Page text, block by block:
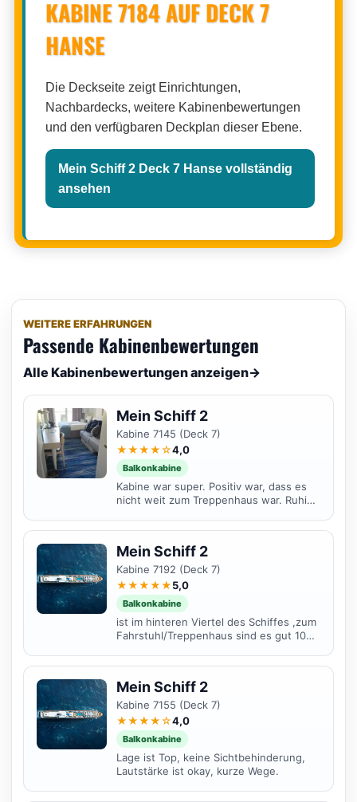
KABINE 7184 AUF DECK 7
HANSE
Die Deckseite zeigt Einrichtungen,
Nachbardecks, weitere Kabinenbewertungen
und den verfügbaren Deckplan dieser Ebene.
Mein Schiff 2 Deck 7 Hanse vollständig
ansehen
WEITERE ERFAHRUNGEN
Passende Kabinenbewertungen
Alle Kabinenbewertungen anzeigen→
Mein Schiff 2
Kabine 7145 (Deck 7)
★★★★☆4,0
Balkonkabine
Kabine war super. Positiv war, dass es
nicht weit zum Treppenhaus war. Ruhige
Mein Schiff 2
Kabine 7192 (Deck 7)
★★★★★5,0
Balkonkabine
ist im hinteren Viertel des Schiffes ,zum
Fahrstuhl/Treppenhaus sind es gut 100
Mein Schiff 2
Kabine 7155 (Deck 7)
★★★★☆4,0
Balkonkabine
Lage ist Top, keine Sichtbehinderung,
Lautstärke ist okay, kurze Wege.